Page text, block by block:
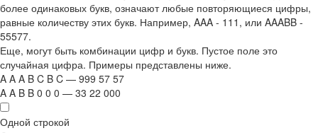
более одинаковых букв, означают любые повторяющиеся цифры,
равные количеству этих букв. Например, AAA - 111 , или AAABB -
55577.
Еще, могут быть комбинации цифр и букв. Пустое поле это
случайная цифра. Примеры представлены ниже.
A A A B C B C — 999 57 57
A A B B 0 0 0 — 33 22 000
Одной строкой